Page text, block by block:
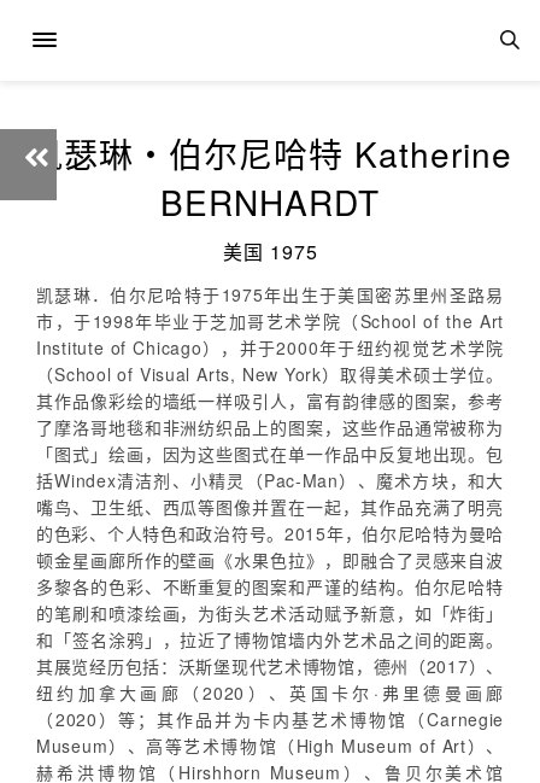
凯瑟琳‧伯尔尼哈特 Katherine
BERNHARDT
美国 1975
凯瑟琳．伯尔尼哈特于1975年出生于美国密苏里州圣路易
市，于1998年毕业于芝加哥艺术学院（School of the Art
Institute of Chicago），并于2000年于纽约视觉艺术学院
（School of Visual Arts, New York）取得美术硕士学位。
其作品像彩绘的墙纸一样吸引人，富有韵律感的图案，参考
了摩洛哥地毯和非洲纺织品上的图案，这些作品通常被称为
「图式」绘画，因为这些图式在单一作品中反复地出现。包
括Windex清洁剂、小精灵（Pac-Man）、魔术方块，和大
嘴鸟、卫生纸、西瓜等图像并置在一起，其作品充满了明亮
的色彩、个人特色和政治符号。2015年，伯尔尼哈特为曼哈
顿金星画廊所作的壁画《水果色拉》，即融合了灵感来自波
多黎各的色彩、不断重复的图案和严谨的结构。伯尔尼哈特
的笔刷和喷漆绘画，为街头艺术活动赋予新意，如「炸街」
和「签名涂鸦」，拉近了博物馆墙内外艺术品之间的距离。
其展览经历包括：沃斯堡现代艺术博物馆，德州（2017）、
纽约加拿大画廊（2020）、英国卡尔·弗里德曼画廊
（2020）等；其作品并为卡内基艺术博物馆（Carnegie
Museum）、高等艺术博物馆（High Museum of Art）、
赫希洪博物馆（Hirshhorn Museum）、鲁贝尔美术馆